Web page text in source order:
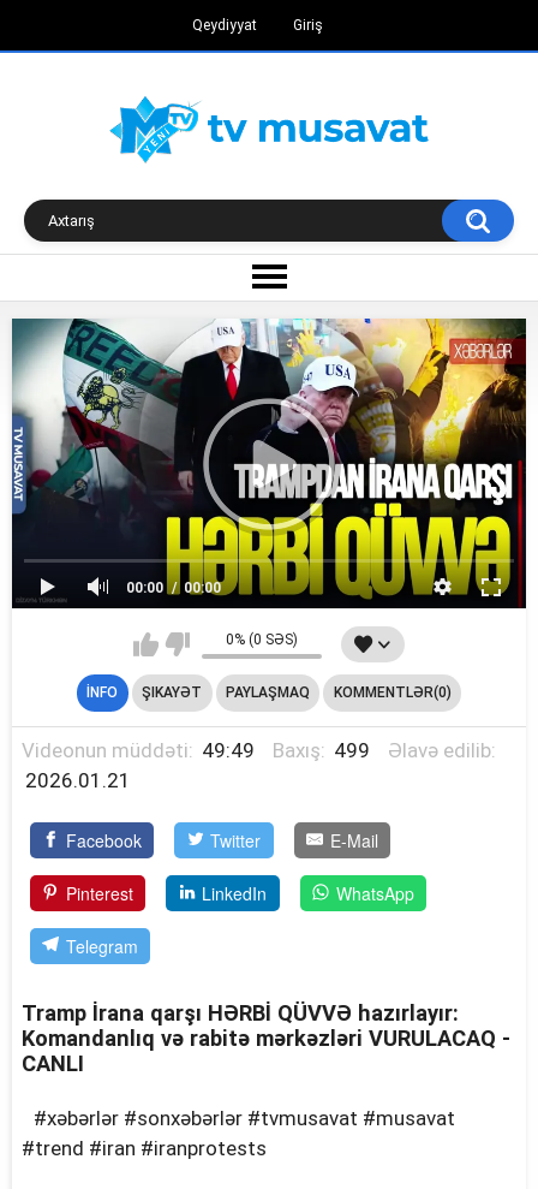
Qeydiyyat Giriş
00:00 00:00
0% (0 SƏS)
İNFO ŞIKAYƏT PAYLAŞMAQ KOMMENTLƏR(0)
Videonun müddəti: 49:49 Baxış: 499
Əlavə edilib:
2026.01.21
Facebook Twitter E-Mail
Pinterest LinkedIn WhatsApp
Telegram
Tramp İrana qarşı HƏRBİ QÜVVƏ hazırlayır:
Komandanlıq və rabitə mərkəzləri VURULACAQ -
CANLI
#xəbərlər #sonxəbərlər #tvmusavat #musavat
#trend #iran #iranprotests